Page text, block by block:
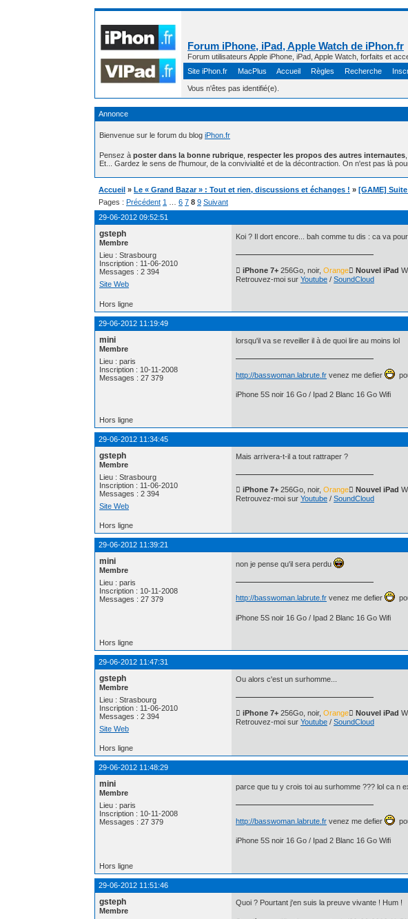
Forum iPhone, iPad, Apple Watch de iPhon.fr
Forum utilisateurs Apple iPhone, iPad, Apple Watch, forfaits et
Site iPhon.fr
MacPlus Accueil Règles Recherche
Vous n'êtes pas identifié(e).
Annonce
Bienvenue sur le forum du blog iPhon.fr
Pensez à poster dans la bonne rubrique respecter les propos des autres internautes
Et... Gardez le sens de l'humour, de la convivialité et de la décontraction. On n'est pas là
Accueil » Le « Grand Bazar » : Tout et rien, discussions et échanges ! » [GAME]
Pages : Précédent 1 6 7 8 9 Suivant
29-06-2012 09:52:51
gsteph
Membre
Lieu : Strasbourg
Inscription : 11-06-2010
Messages : 2 394
Site Web
Koi ? Il dort encore... bah comme tu dis : ca va
 iPhone 7+ 256Go, noir, Orange Nouvel iPad
Retrouvez-moi sur Youtube / SoundCloud
Hors ligne
29-06-2012 11:19:49
mini
Membre
Lieu : paris
Inscription : 10-11-2008
Messages : 27 379
lorsqu'il va se reveiller il à de quoi lire au moins lol
http://basswoman.labrute.fr venez me defier
iPhone 5S noir 16 Go / Ipad 2 Blanc 16 Go Wifi
Hors ligne
29-06-2012 11:34:45
gsteph
Membre
Lieu : Strasbourg
Inscription : 11-06-2010
Messages : 2 394
Site Web
Mais arrivera-t-il a tout rattraper ?
 iPhone 7+ 256Go, noir, Orange Nouvel iPad
Retrouvez-moi sur Youtube / SoundCloud
Hors ligne
29-06-2012 11:39:21
mini
Membre
Lieu : paris
Inscription : 10-11-2008
Messages : 27 379
non je pense qu'il sera perdu
http://basswoman.labrute.fr venez me defier
iPhone 5S noir 16 Go / Ipad 2 Blanc 16 Go Wifi
Hors ligne
29-06-2012 11:47:31
gsteph
Membre
Lieu : Strasbourg
Inscription : 11-06-2010
Messages : 2 394
Site Web
Ou alors c'est un surhomme...
 iPhone 7+ 256Go, noir, Orange Nouvel iPad
Retrouvez-moi sur Youtube / SoundCloud
Hors ligne
29-06-2012 11:48:29
mini
Membre
Lieu : paris
Inscription : 10-11-2008
Messages : 27 379
parce que tu y crois toi au surhomme ??? lol ca n
http://basswoman.labrute.fr venez me defier
iPhone 5S noir 16 Go / Ipad 2 Blanc 16 Go Wifi
Hors ligne
29-06-2012 11:51:46
gsteph
Membre
Quoi ? Pourtant j'en suis la preuve vivante ! Hum !